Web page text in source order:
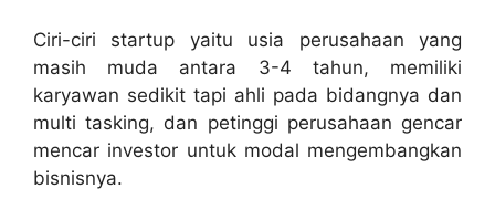
Ciri-ciri startup yaitu usia perusahaan yang
masih muda antara 3-4 tahun, memiliki
karyawan sedikit tapi ahli pada bidangnya dan
multi tasking, dan petinggi perusahaan gencar
mencar investor untuk modal mengembangkan
bisnisnya.